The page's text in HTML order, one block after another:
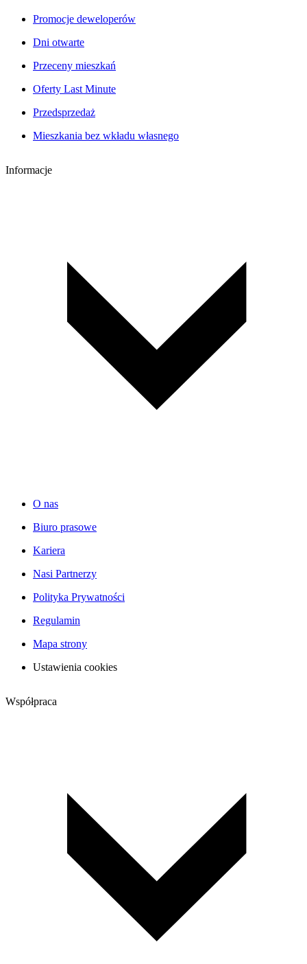
Promocje deweloperów
Dni otwarte
Przeceny mieszkań
Oferty Last Minute
Przedsprzedaż
Mieszkania bez wkładu własnego
Informacje
O nas
Biuro prasowe
Kariera
Nasi Partnerzy
Polityka Prywatności
Regulamin
Mapa strony
Ustawienia cookies
Współpraca